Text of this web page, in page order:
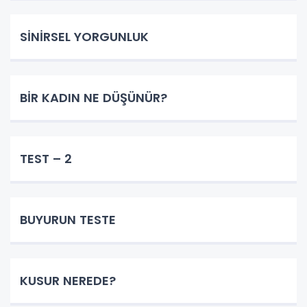
SİNİRSEL YORGUNLUK
BİR KADIN NE DÜŞÜNÜR?
TEST – 2
BUYURUN TESTE
KUSUR NEREDE?